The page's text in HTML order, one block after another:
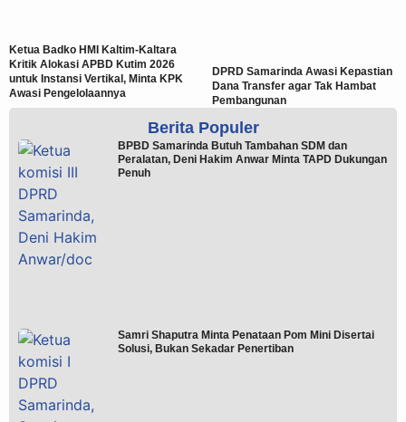
Ketua Badko HMI Kaltim-Kaltara
Kritik Alokasi APBD Kutim 2026
untuk Instansi Vertikal, Minta KPK
Awasi Pengelolaannya
DPRD Samarinda Awasi Kepastian
Dana Transfer agar Tak Hambat
Pembangunan
Berita Populer
BPBD Samarinda Butuh Tambahan SDM dan
Peralatan, Deni Hakim Anwar Minta TAPD Dukungan
Penuh
Samri Shaputra Minta Penataan Pom Mini Disertai
Solusi, Bukan Sekadar Penertiban